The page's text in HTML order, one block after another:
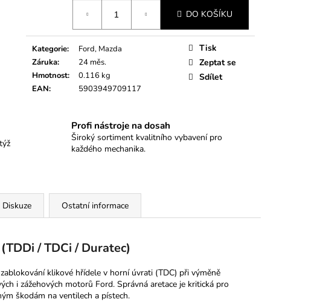
DO KOŠÍKU
Kategorie:
Ford, Mazda
Záruka:
24 měs.
Hmotnost:
0.116 kg
EAN: 5903949709117
Tisk
Zeptat se
Sdílet
Profi nástroje na dosah
Široký sortiment kvalitního vybavení pro
každého mechanika.
Diskuze Ostatní informace
/ TDCi / Duratec)
klikové hřídele v horní úvrati (TDC) při výměně
i zážehových motorů Ford. Správná aretace je kritická pro
škodám na ventilech a pístech.